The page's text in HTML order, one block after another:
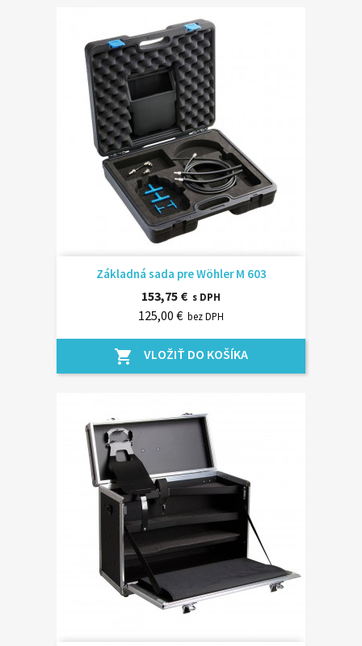
Základná sada pre Wöhler M 603
153,75 € s DPH
125,00 € bez DPH
shopping_cart VLOŽIŤ DO KOŠÍKA